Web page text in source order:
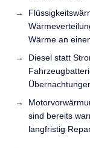
Wärme an
Diesel statt
sind bereits
langfristig